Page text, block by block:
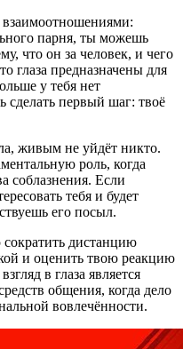
парня, ты можешь
что он за человек, и чего
глаза предназначены для
у тебя нет
первый шаг: твоё
живым не уйдёт никто.
роль, когда
соблазнения. Если
тебя и будет
его посыл.
дистанцию
и оценить твою реакцию
в глаза является
общения, когда дело
вовлечённости.